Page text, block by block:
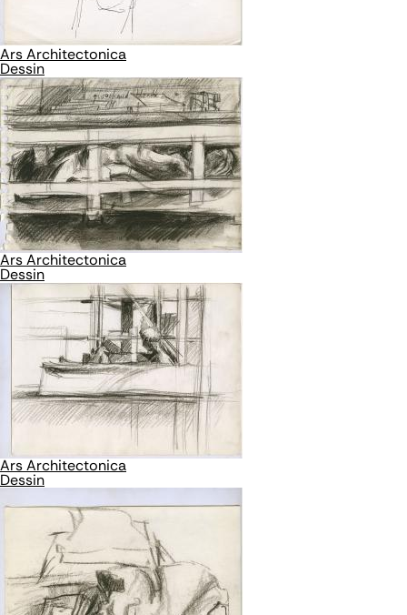
Ars Architectonica
Dessin
Ars Architectonica
Dessin
Ars Architectonica
Dessin